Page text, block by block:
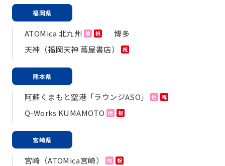
福岡県
ATOMica 北九州 他 祝
博多
天神（福岡天神 蔦屋書店）
祝
熊本県
阿蘇くまもと空港「ラウンジASO」 他 祝
Q-Works KUMAMOTO 他 祝
宮崎県
宮崎（ATOMica宮崎） 他 祝